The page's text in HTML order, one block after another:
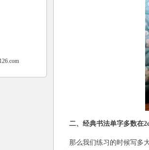
二、经典书法单字多数在
那么我们练习的时候写多